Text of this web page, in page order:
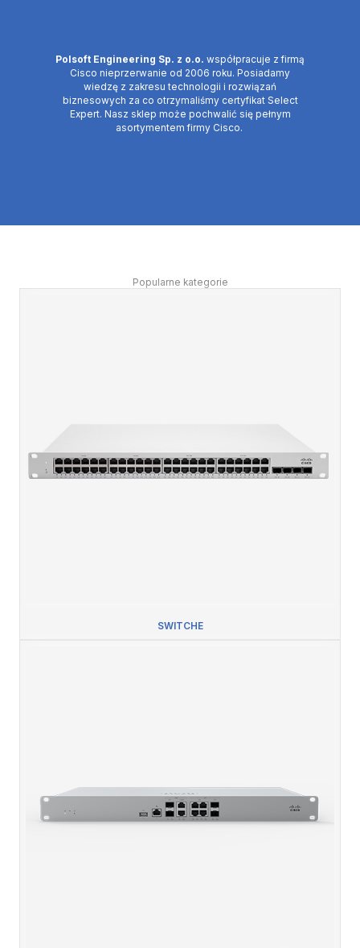
Polsoft Engineering Sp. z o.o. współpracuje z firmą
Cisco nieprzerwanie od 2006 roku. Posiadamy
wiedzę z zakresu technologii i rozwiązań
biznesowych za co otrzymaliśmy certyfikat Select
Expert. Nasz sklep może pochwalić się pełnym
asortymentem firmy Cisco.
Popularne kategorie
SWITCHE